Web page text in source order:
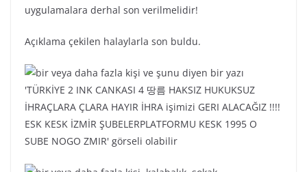
uygulamalara derhal son verilmelidir!
Açıklama çekilen halaylarla son buldu.